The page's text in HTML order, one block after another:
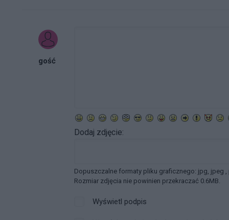
gość
Dodaj zdjęcie:
Dopuszczalne formaty pliku graficznego: jpg, jpeg ,
Rozmiar zdjęcia nie powinien przekraczać 0.6MB.
Wyświetl podpis